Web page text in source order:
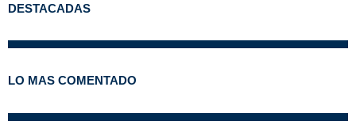
DESTACADAS
LO MAS COMENTADO